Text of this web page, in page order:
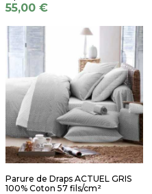
55,00 €
Parure de Draps ACTUEL GRIS
100% Coton 57 fils/cm²